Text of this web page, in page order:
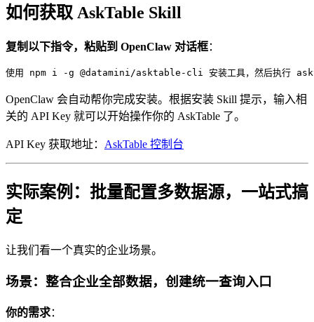
如何获取 AskTable Skill
复制以下指令，粘贴到 OpenClaw 对话框：
OpenClaw 会自动帮你完成安装。根据安装 Skill 提示，输入相
关的 API Key 就可以开始操作你的 AskTable 了。
API Key 获取地址： AskTable 控制台
实际案例：批量配置多数据源，一站式搞
定
让我们看一个真实的企业场景。
场景：整合企业全部数据，创建统一查询入口
你的需求：